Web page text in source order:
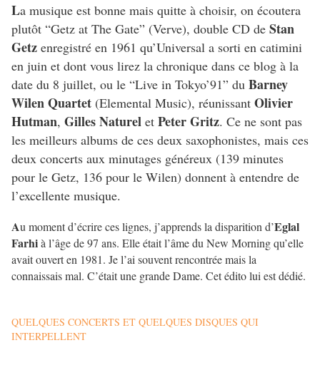
La musique est bonne mais quitte à choisir, on écoutera
plutôt “Getz at The Gate” (Verve), double CD de Stan
Getz enregistré en 1961 qu’Universal a sorti en catimini
en juin et dont vous lirez la chronique dans ce blog à la
date du 8 juillet, ou le “Live in Tokyo’91” du Barney
Wilen Quartet (Elemental Music), réunissant Olivier
Hutman, Gilles Naturel et Peter Gritz. Ce ne sont pas
les meilleurs albums de ces deux saxophonistes, mais ces
deux concerts aux minutages généreux (139 minutes
pour le Getz, 136 pour le Wilen) donnent à entendre de
l’excellente musique.
Au moment d’écrire ces lignes, j’apprends la disparition d’Eglal
Farhià l’âge de 97 ans. Elle était l’âme du New Morning qu’elle
avait ouvert en 1981. Je l’ai souvent rencontrée mais la
connaissais mal. C’était une grande Dame. Cet édito lui est dédié.
QUELQUES CONCERTS ET QUELQUES DISQUES QUI
INTERPELLENT